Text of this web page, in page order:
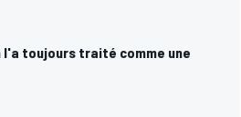
toujours traité comme une